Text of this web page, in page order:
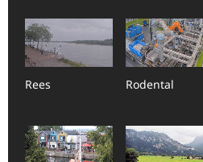
Rees Rodental